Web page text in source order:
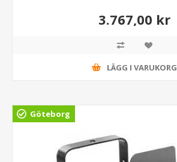
3.767,00 kr
LÄGG I VARUKORG
Göteborg